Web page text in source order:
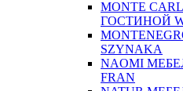
MONTE
ГОСТИНОЙ
SZYNAKA
NAOMI
FRAN